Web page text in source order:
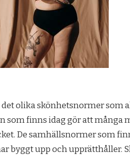
olika skönhetsnormer som
som finns idag gör att många
De samhällsnormer som
byggt upp och upprätthåller.